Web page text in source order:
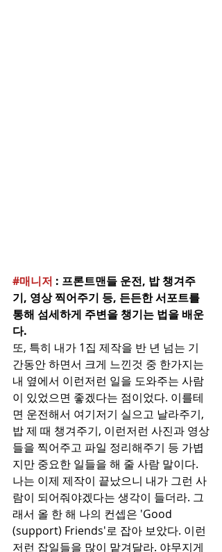
#매니저 : 프론트맨들 운전, 밥 챙겨주
기, 영상 찍어주기 등, 든든한 서포트를
통해 섬세하게 주변을 챙기는 법을 배운
다.
또, 특히 내가 1집 제작을 반 년 넘는 기
간동안 하면서 크게 느낀것 중 한가지는
내 옆에서 이런저런 일을 도와주는 사람
이 있었으면 좋겠다는 점이었다. 이를테
면 운전해서 여기저기 실으고 날라주기,
밥 제 때 챙겨주기, 이런저런 사진과 영상
들을 찍어주고 파일 정리해주기 등 가볍
지만 중요한 일들을 해 줄 사람 말이다.
나는 이제 제작이 끝났으니 내가 그런 사
람이 되어줘야겠다는 생각이 들더라. 그
래서 올 한 해 나의 컨셉은 'Good
(support) Friends'로 잡아 보았다. 이런
저런 잡일들을 많이 맡겨달라. 야무지게